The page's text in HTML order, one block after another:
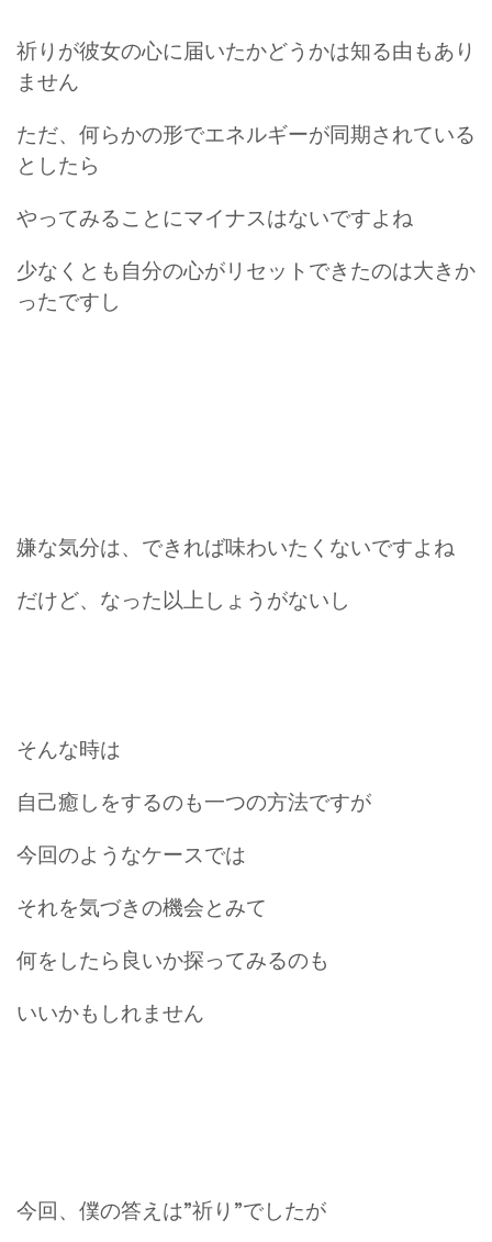
祈りが彼女の心に届いたかどうかは知る由もあり
ません
ただ、何らかの形でエネルギーが同期されている
としたら
やってみることにマイナスはないですよね
少なくとも自分の心がリセットできたのは大きか
ったですし
嫌な気分は、できれば味わいたくないですよね
だけど、なった以上しょうがないし
そんな時は
自己癒しをするのも一つの方法ですが
今回のようなケースでは
それを気づきの機会とみて
何をしたら良いか探ってみるのも
いいかもしれません
今回、僕の答えは”祈り”でしたが